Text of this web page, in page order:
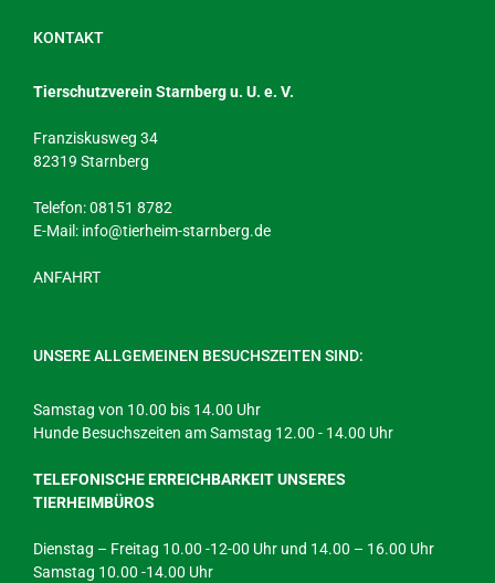
KONTAKT
Tierschutzverein Starnberg u. U. e. V.
Franziskusweg 34
82319 Starnberg
Telefon: 08151 8782
E-Mail: info@tierheim-starnberg.de
ANFAHRT
UNSERE ALLGEMEINEN BESUCHSZEITEN SIND:
Samstag von 10.00 bis 14.00 Uhr
Hunde Besuchszeiten am Samstag 12.00 - 14.00 Uhr
TELEFONISCHE ERREICHBARKEIT UNSERES
TIERHEIMBÜROS
Dienstag – Freitag 10.00 -12-00 Uhr und 14.00 – 16.00 Uhr
Samstag 10.00 -14.00 Uhr